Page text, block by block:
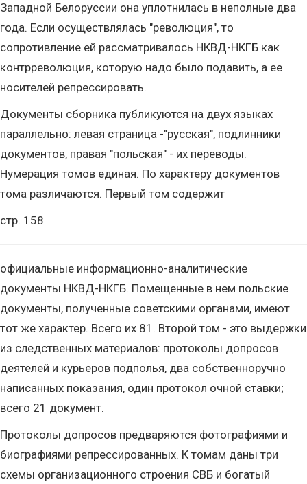
Западной Белоруссии она уплотнилась в неполные два
года. Если осуществлялась "революция", то
сопротивление ей рассматривалось НКВД-НКГБ как
контрреволюция, которую надо было подавить, а ее
носителей репрессировать.
Документы сборника публикуются на двух языках
параллельно: левая страница -"русская", подлинники
документов, правая "польская" - их переводы.
Нумерация томов единая. По характеру документов
тома различаются. Первый том содержит
стр. 158
официальные информационно-аналитические
документы НКВД-НКГБ. Помещенные в нем польские
документы, полученные советскими органами, имеют
тот же характер. Всего их 81. Второй том - это выдержки
из следственных материалов: протоколы допросов
деятелей и курьеров подполья, два собственноручно
написанных показания, один протокол очной ставки;
всего 21 документ.
Протоколы допросов предваряются фотографиями и
биографиями репрессированных. К томам даны три
схемы организационного строения СВБ и богатый